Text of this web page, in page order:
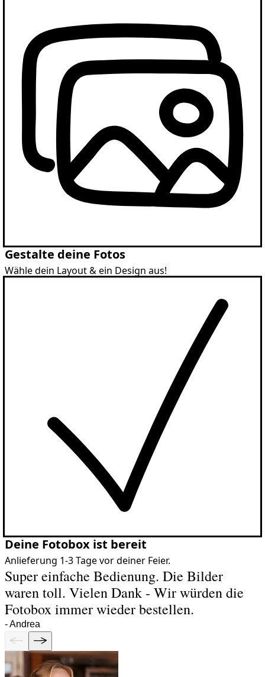
Gestalte deine Fotos
Wähle dein Layout & ein Design aus!
Deine Fotobox ist bereit
Anlieferung 1-3 Tage vor deiner Feier.
Super einfache Bedienung. Die Bilder
waren toll. Vielen Dank - Wir würden die
Fotobox immer wieder bestellen.
-Andrea